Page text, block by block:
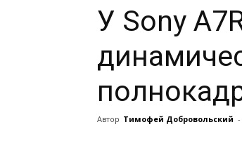
У Sony
Автор Тимофей Добровольский -